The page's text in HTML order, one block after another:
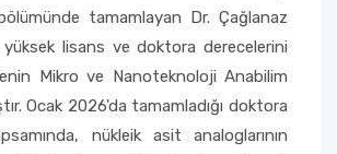
tamamlayan Dr. Çağlanaz
yüksek lisans ve doktora derecelerini
Mikro ve Nanoteknoloji Anabilim
Ocak 2026'da tamamladığı doktora
nükleik asit analoglarının